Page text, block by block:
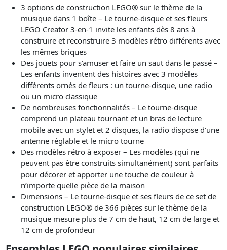
3 options de construction LEGO® sur le thème de la
musique dans 1 boîte – Le tourne-disque et ses fleurs
LEGO Creator 3-en-1 invite les enfants dès 8 ans à
construire et reconstruire 3 modèles rétro différents avec
les mêmes briques
Des jouets pour s’amuser et faire un saut dans le passé –
Les enfants inventent des histoires avec 3 modèles
différents ornés de fleurs : un tourne-disque, une radio
ou un micro classique
De nombreuses fonctionnalités – Le tourne-disque
comprend un plateau tournant et un bras de lecture
mobile avec un stylet et 2 disques, la radio dispose d’une
antenne réglable et le micro tourne
Des modèles rétro à exposer – Les modèles (qui ne
peuvent pas être construits simultanément) sont parfaits
pour décorer et apporter une touche de couleur à
n’importe quelle pièce de la maison
Dimensions – Le tourne-disque et ses fleurs de ce set de
construction LEGO® de 366 pièces sur le thème de la
musique mesure plus de 7 cm de haut, 12 cm de large et
12 cm de profondeur